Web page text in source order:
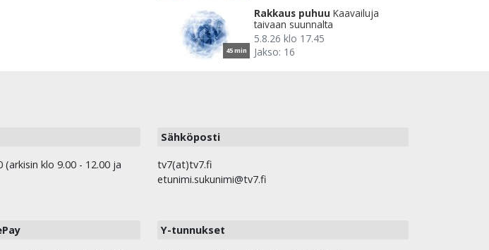
45 min
Rakkaus puhuu Kaavailuja
taivaan suunnalta
5.8.26 klo 17.45
Jakso: 16
(arkisin klo 9.00 - 12.00 ja
Sähköposti
tv7(at)tv7.fi
etunimi.sukunimi@tv7.fi
Y-tunnukset